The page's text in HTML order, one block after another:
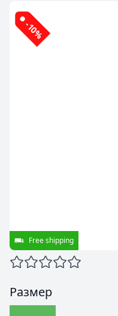
-10%
Free shipping
Размер